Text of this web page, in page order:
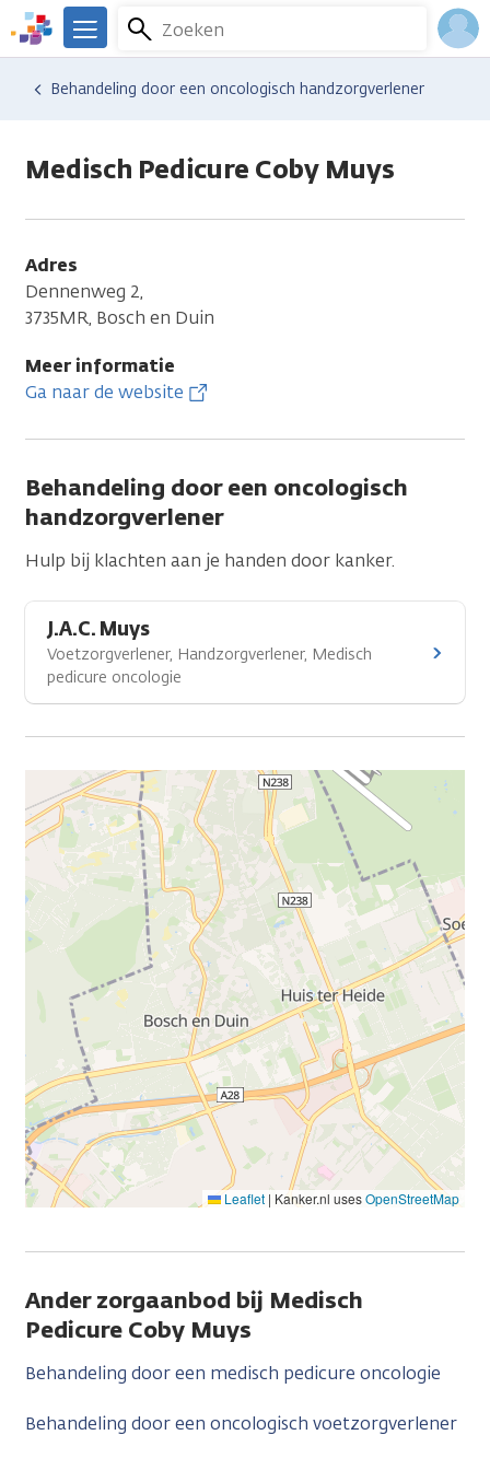
Overslaan
en
naar
We
er
Kanker.nl
Zoeken
Menu
Hulp en ondersteuning
Vind hulp bij kanker
Behandeling door een oncologisch handzorgverlener
Medisch Pedicure Coby Muys
Adres
Dennenweg 2,
3735MR, Bosch en Duin
Meer informatie
Ga naar de website
Behandeling door een oncologisch
handzorgverlener
Hulp bij klachten aan je handen door kanker.
J.A.C. Muys
Voetzorgverlener, Handzorgverlener, Medisch
pedicure oncologie
Leaflet | Kanker.nl usesOpenStreetMap
Ander zorgaanbod bij Medisch
Pedicure Coby Muys
Behandeling door een medisch pedicure oncologie
Behandeling door een oncologisch voetzorgverlener